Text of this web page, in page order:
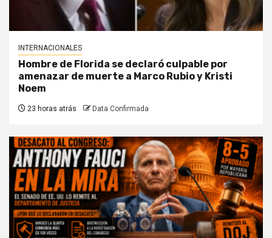
INTERNACIONALES
Hombre de Florida se declaró culpable por
amenazar de muerte a Marco Rubio y Kristi
Noem
23 horas atrás Data Confirmada